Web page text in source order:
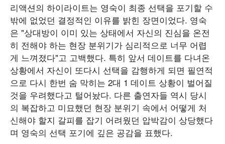
리액션의 하이라이트는 영숙이 최종 선택을 포기할 수
밖에 없었던 결정적인 이유를 밝힌 장면이었다. 영숙
은 "상대방이 이미 있는 상태에서 자신의 진심을 온전
히 전해야 하는 현장 분위기가 심리적으로 너무 어렵
게 느껴졌다"고 고백했다. 특히 앞서 데이트를 다녀온
상황에서 자신이 또다시 선택을 감행하게 되면 필연적
으로 다시 한번 숨 막히는 2대 1 데이트 상황이 벌어질
것을 우려했다고 털어놨다. 다른 출연자들 역시 당시
의 복잡하고 미묘했던 현장 분위기 속에서 어떻게 처
신해야 할지 갈피를 잡기 어려웠던 압박감이 상당했다
며 영숙의 선택 포기에 깊은 공감을 표했다.